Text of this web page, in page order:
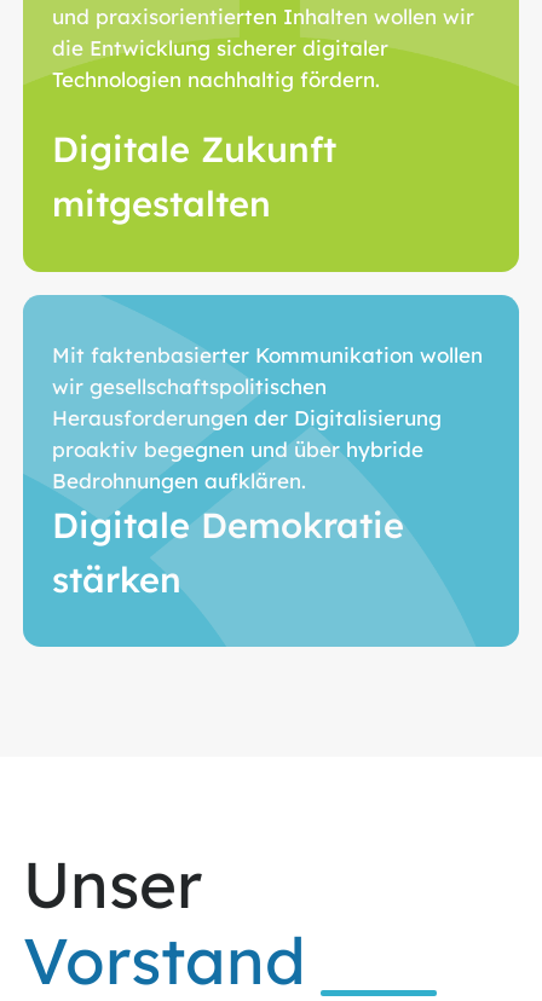
und praxisorientierten Inhalten wollen wir
die Entwicklung sicherer digitaler
Technologien nachhaltig fördern.
Digitale Zukunft
mitgestalten
Mit faktenbasierter Kommunikation wollen
wir gesellschaftspolitischen
Herausforderungen der Digitalisierung
proaktiv begegnen und über hybride
Bedrohnungen aufklären.
Digitale Demokratie
stärken
Unser
Vorstand